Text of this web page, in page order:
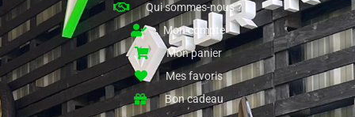
Qui sommes-nous ?
Mon compte
Mon panier
Mes favoris
Bon cadeau